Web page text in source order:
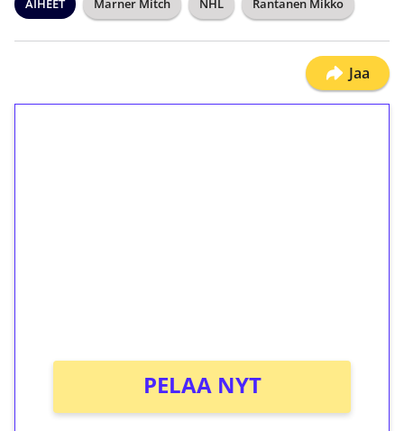
AIHEET Marner Mitch NHL Rantanen Mikko
Jaa
PELAA NYT